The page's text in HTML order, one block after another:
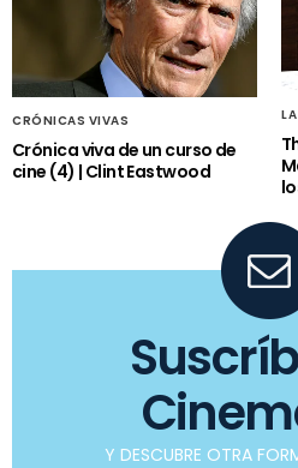
CRÓNICAS VIVAS
Crónica viva de un curso de
cine (4) | Clint Eastwood
Y DESCUBRE OTRA